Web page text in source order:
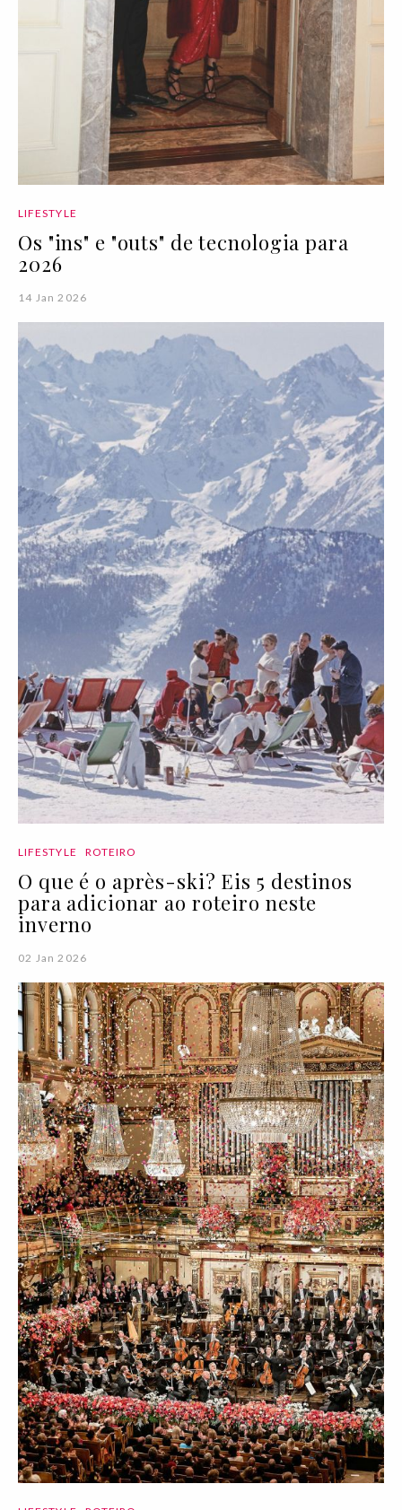
LIFESTYLE
Os "ins" e "outs" de tecnologia para
2026
14 Jan 2026
LIFESTYLE ROTEIRO
O que é o après-ski? Eis 5 destinos
para adicionar ao roteiro neste
inverno
02 Jan 2026